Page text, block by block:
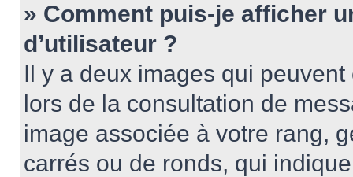
» Comment puis-je afficher
d’utilisateur ?
Il y a deux images qui
lors de la consultation de
image associée à votre rang,
carrés ou de ronds, qui